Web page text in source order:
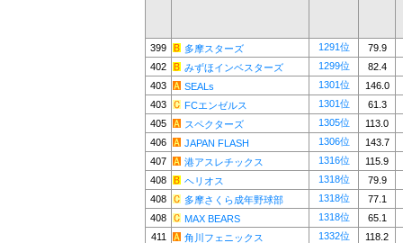
399 多摩スターズ 1291位
79.9
402
みずほインベスターズ 1299位
82.4
403
SEALs 1301位
146.0
403
FCエンゼルス 1301位
61.3
405
スペクターズ 1305位
113.0
406
JAPAN FLASH 1306位
143.7
407
港アスレチックス 1316位
115.9
408
ヘリオス 1318位
79.9
408
多摩さくら成年野球部 1318位
77.1
408
MAX BEARS 1318位
65.1
411
角川フェニックス 1332位
118.2